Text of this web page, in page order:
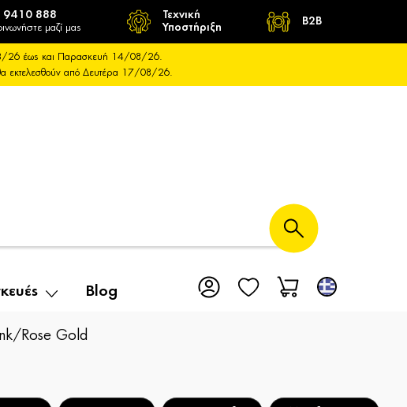
9410 888
μαζί μας
Τεχνική
Υποστήριξη
B2B
08/26 έως και Παρασκευή 14/08/26.
εκτελεσθούν από Δευτέρα 17/08/26.
Blog
Rose Gold